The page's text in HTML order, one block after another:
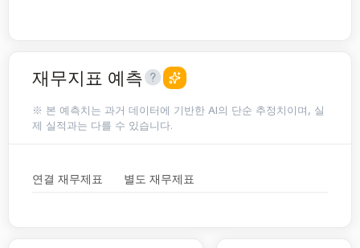
재무지표 예측
※ 본 예측치는 과거 데이터에 기반한 AI의 단순 추정치이며, 실
제 실적과는 다를 수 있습니다.
연결 재무제표 별도 재무제표